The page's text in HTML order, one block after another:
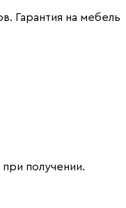
Гарантия на мебель
получении.